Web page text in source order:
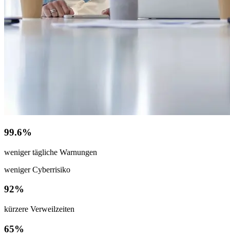
99.6%
weniger tägliche Warnungen
weniger Cyberrisiko
92%
kürzere Verweilzeiten
65%